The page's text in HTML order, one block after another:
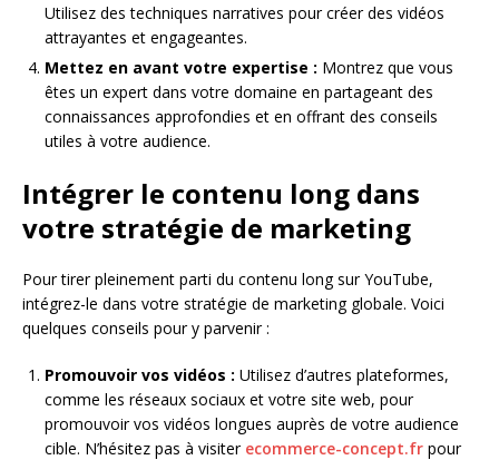
Utilisez des techniques narratives pour créer des vidéos
attrayantes et engageantes.
Mettez en avant votre expertise : Montrez que vous
êtes un expert dans votre domaine en partageant des
connaissances approfondies et en offrant des conseils
utiles à votre audience.
Intégrer le contenu long dans
votre stratégie de marketing
Pour tirer pleinement parti du contenu long sur YouTube,
intégrez-le dans votre stratégie de marketing globale. Voici
quelques conseils pour y parvenir :
Promouvoir vos vidéos : Utilisez d’autres plateformes,
comme les réseaux sociaux et votre site web, pour
promouvoir vos vidéos longues auprès de votre audience
cible. N’hésitez pas à visiter ecommerce-concept.fr pour